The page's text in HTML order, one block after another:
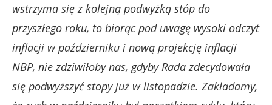
wstrzyma się z kolejną podwyżką stóp do
przyszłego roku, to biorąc pod uwagę wysoki odczyt
inflacji w październiku i nową projekcję inflacji
NBP, nie zdziwiłoby nas, gdyby Rada zdecydowała
się podwyższyć stopy już w listopadzie. Zakładamy,